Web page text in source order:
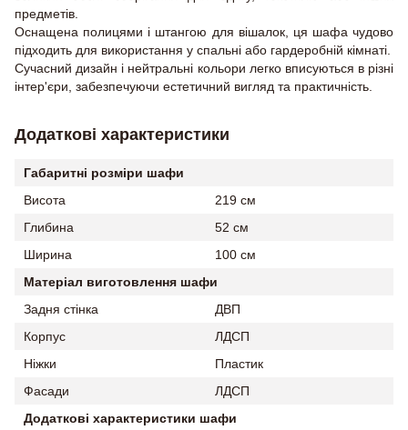
предметів.
Оснащена полицями і штангою для вішалок, ця шафа чудово
підходить для використання у спальні або гардеробній кімнаті.
Сучасний дизайн і нейтральні кольори легко вписуються в різні
інтер'єри, забезпечуючи естетичний вигляд та практичність.
Додаткові характеристики
Габаритні розміри шафи
Висота
219 см
Глибина
52 см
Ширина
100 см
Матеріал виготовлення шафи
Задня стінка
ДВП
Корпус
ЛДСП
Ніжки
Пластик
Фасади
ЛДСП
Додаткові характеристики шафи